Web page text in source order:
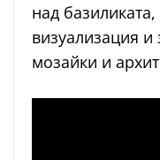
над
визуализация
мозайки и